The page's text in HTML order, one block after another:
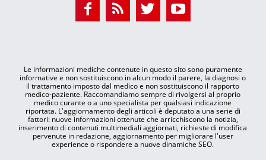
Le informazioni mediche contenute in questo sito sono puramente
informative e non sostituiscono in alcun modo il parere, la diagnosi o
il trattamento imposto dal medico e non sostituiscono il rapporto
medico-paziente. Raccomandiamo sempre di rivolgersi al proprio
medico curante o a uno specialista per qualsiasi indicazione
riportata. L'aggiornamento degli articoli è deputato a una serie di
fattori: nuove informazioni ottenute che arricchiscono la notizia,
inserimento di contenuti multimediali aggiornati, richieste di modifica
pervenute in redazione, aggiornamento per migliorare l'user
experience o rispondere a nuove dinamiche SEO.